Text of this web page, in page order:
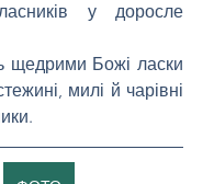
у доросле
щедрими Божі ласки
милі й чарівні